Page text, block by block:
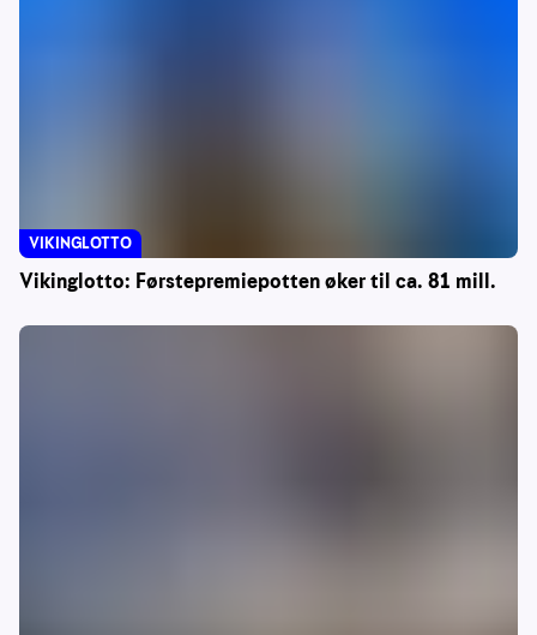
Vikinglotto: Førstepremiepotten øker til ca. 81 mill.
VIKINGLOTTO